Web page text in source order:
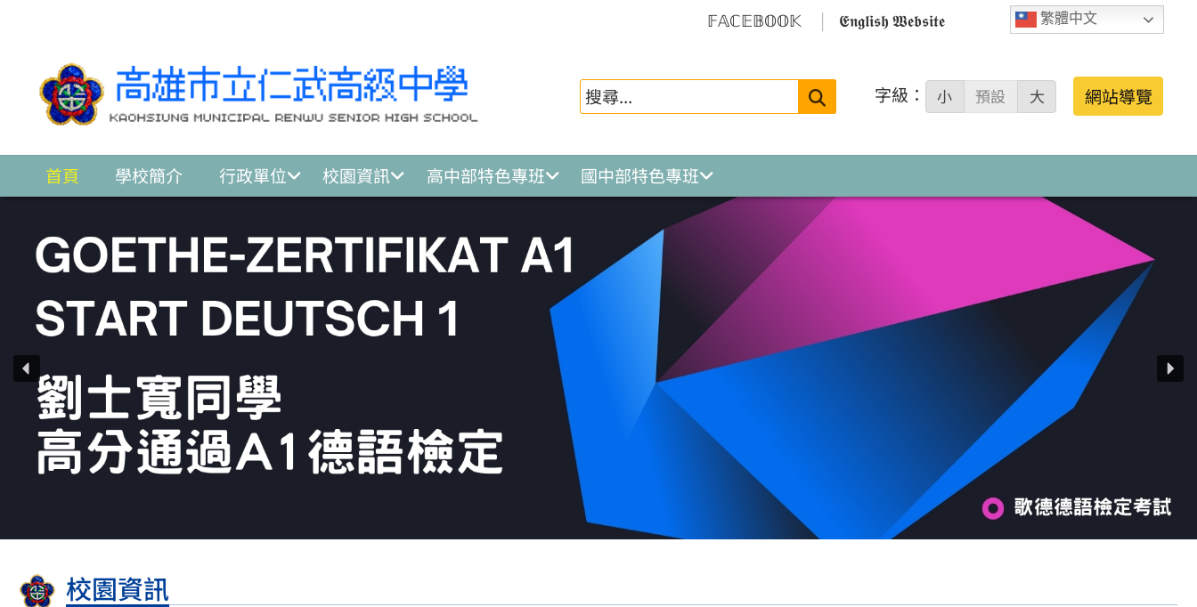
繁體中文
𝔽𝔸ℂ𝔼𝔹𝕆𝕆𝕂 𝕰𝖓𝖌𝖑𝖎𝖘𝖍 𝖂𝖊𝖇𝖘𝖎𝖙𝖊
搜
字級： 小 預設 大 網站導覽
首頁 學校簡介 行政單位 校園資訊 高中部特色專班 國中部特色專班
校園資訊